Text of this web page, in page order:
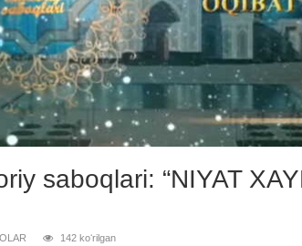
saboqlari: “NIYAT
142 koʻrilgan